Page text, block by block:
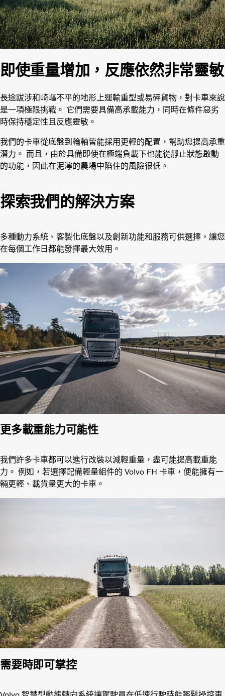
即使重量增加，反應依然非常靈敏
長途跋涉和崎嶇不平的地形上運輸重型或易碎貨物，對卡車來說
是一項極限挑戰。 它們需要具備高承載能力，同時在條件惡劣
時保持穩定性且反應靈敏。
我們的卡車從底盤到輪軸皆能採用更輕的配置，幫助您提高承重
潛力。 而且，由於具備即使在極端負載下也能從靜止狀態啟動
的功能，因此在泥濘的農場中陷住的風險很低。
探索我們的解決方案
多種動力系統、客製化底盤以及創新功能和服務可供選擇，讓您
在每個工作日都能發揮最大效用。
更多載重能力可能性
我們許多卡車都可以進行改裝以減輕重量，盡可能提高載重能
力。 例如，若選擇配備輕量組件的 Volvo FH 卡車，便能擁有一
輛更輕、載貨量更大的卡車。
需要時即可掌控